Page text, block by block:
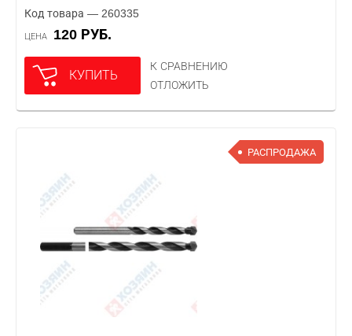
Код товара — 260335
ЦЕНА 120 РУБ.
КУПИТЬ
К СРАВНЕНИЮ
ОТЛОЖИТЬ
РАСПРОДАЖА